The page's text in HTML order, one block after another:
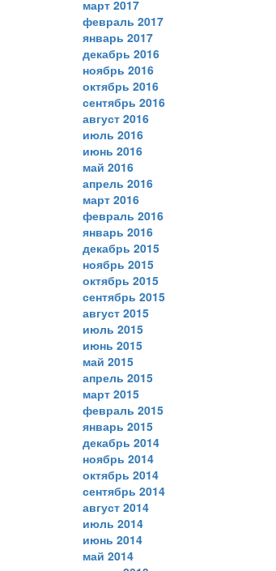
март 2017
февраль 2017
январь 2017
декабрь 2016
ноябрь 2016
октябрь 2016
сентябрь 2016
август 2016
июль 2016
июнь 2016
май 2016
апрель 2016
март 2016
февраль 2016
январь 2016
декабрь 2015
ноябрь 2015
октябрь 2015
сентябрь 2015
август 2015
июль 2015
июнь 2015
май 2015
апрель 2015
март 2015
февраль 2015
январь 2015
декабрь 2014
ноябрь 2014
октябрь 2014
сентябрь 2014
август 2014
июль 2014
июнь 2014
май 2014